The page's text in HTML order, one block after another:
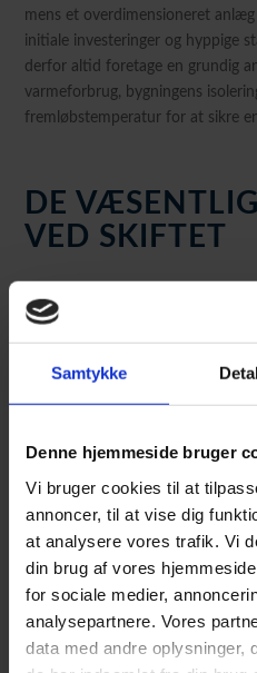
Samtykke
Denne hjemmeside bruger
Vi bruger cookies til at
annoncer, til at vise dig
at analysere vores trafik. Vi
din brug af vores
for sociale medier,
analysepartnere. Vores
data med andre oplysninger,
mens et overdimensioneret
initiale investeringer og hyppige
derfor altid foretage en grundig
varmeforbrug, bygningens
fremløbstemperatur for at sikre
DE
VED SKIFTET
med varmepumper til erhverv
for den moderne virksomhed.
både den økonomiske bundlinje
De primære fordele kan
Reduceret driftsøkonomi:
bruger i elektricitet.
Miljøvenlig drift:
Ved at
Stabilitet og komfort:
pålidelig varmeforsyning,
køling i sommerperioden.